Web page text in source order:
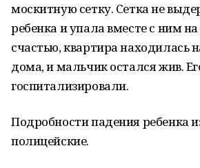
москитную сетку. Сетка не
ребенка и упала вместе с ним
счастью, квартира находилась
дома, и мальчик остался жив.
госпитализировали.
Подробности падения ребенка
полицейские.